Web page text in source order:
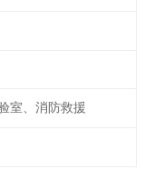
室、消防救援